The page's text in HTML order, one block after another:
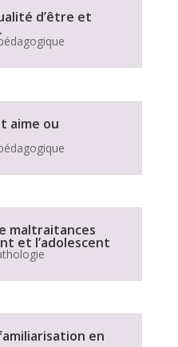
d’être et
aime ou
maltraitances
et l’adolescent
en